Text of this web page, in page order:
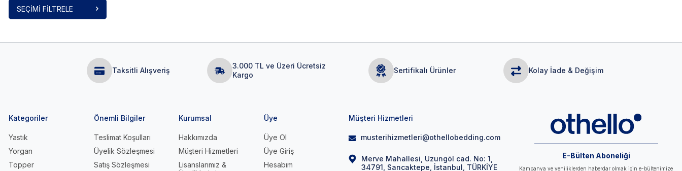
SEÇIMI FILTRELE
Taksitli Alışveriş
3.000 TL ve Üzeri Ücretsiz
Kargo
Sertifikalı Ürünler Kolay İade & Değişim
Kategoriler
Yastık
Yorgan
Topper
Önemli Bilgiler
Teslimat Koşulları
Üyelik Sözleşmesi
Satış Sözleşmesi
Kurumsal
Hakkımızda
Müşteri Hizmetleri
Lisanslarımız &
Üye
Üye Ol
Üye Giriş
Hesabım
Müşteri Hizmetleri
musterihizmetleri@othellobedding.com
Merve Mahallesi, Uzungöl cad. No: 1,
34791, Sancaktepe, İstanbul, TÜRKİYE
E-Bülten Aboneliği
Kampanya ve yeniliklerden haberdar olmak için e-bültenimize